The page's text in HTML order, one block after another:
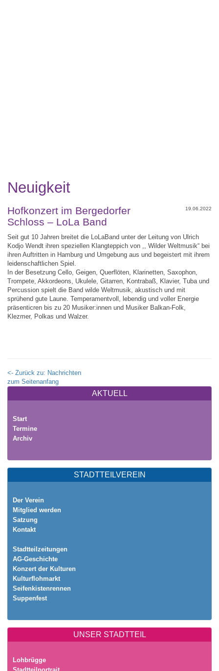
AKTUELL
Start
Termine
Archiv
STADTTEILVEREIN
Der Verein
Mitglied werden
Satzung
Kontakt
Stadtteilzeitungen
AG-Geschichte
Konzert der Kulturen
Kulturflohmarkt
Seifenkistenrennen
Suppenfest
UNSER STADTTEIL
Lohbrügge
Neuigkeit
19.06.2022
Hofkonzert im Bergedorfer
Schloss – LoLa Band
Seit gut 10 Jahren breitet die LoLaBand unter der Leitung von Ulrich
Kodjo Wendt ihren speziellen Klangteppich von ,, Wilder Weltmusik“ bei
ihren Auftritten in Hamburg und Umgebung aus und begeistert mit ihrem
leidenschaftlichen Spiel.
In der Besetzung Cello, Geigen, Querflöten, Klarinetten, Saxophon,
Trompete, Akkordeons, Ukulele, Gitarren, Kontrabaß, Klavier, Tuba und
Percussion spielt die Band wilde Weltmusik, akustisch und mit
sprühend gute Laune. Temperamentvoll, lebendig und voller Energie
präsenticren bis zu 20 Musiker:innen und Musiker Balkan-Folk,
Klezmer, Polkas und Walzer.
<- Zurück zu: Nachrichten
zum Seitenanfang